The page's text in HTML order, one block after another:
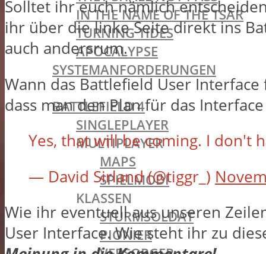
IN THE NAME OF THE TSAR
TURNING TIDES
APOCALYPSE
SYSTEMANFORDERUNGEN
BATTLEFIELD OLDIES
BATTLEFIELD 4
SINGLEPLAYER
MULTIPLAYER
MAPS
SPIELMODI
KLASSEN
STURMSOLDAT
PIONIER
Solltet ihr euch nämlich
ihr über die linke Seite direkt ins
auch andersrum.
Wann das Battlefield User
dass man den Plan für das
Yes, that will be coming. I don't
— David Sirland (@tiggr_)
Wie ihr eventuell aus unseren
User Interface. Wie steht ihr zu